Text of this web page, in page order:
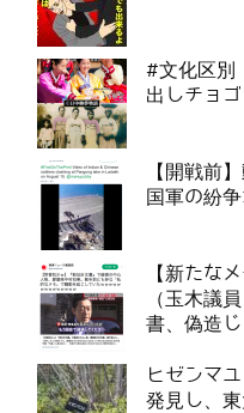
#文化区別
出しチョゴ
【開戦前
国軍の紛
【新たな
（玉木議
書、偽造
ヒゼンマ
発見し、